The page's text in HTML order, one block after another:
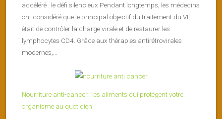
accéléré : le défi silencieux Pendant longtemps, les médecins
ont considéré que le principal objectif du traitement du VIH
était de contrôler la charge virale et de restaurer les
lymphocytes CD4. Grâce aux thérapies antirétrovirales
modernes,...
Nourriture anti-cancer : les aliments qui protègent votre
organisme au quotidien